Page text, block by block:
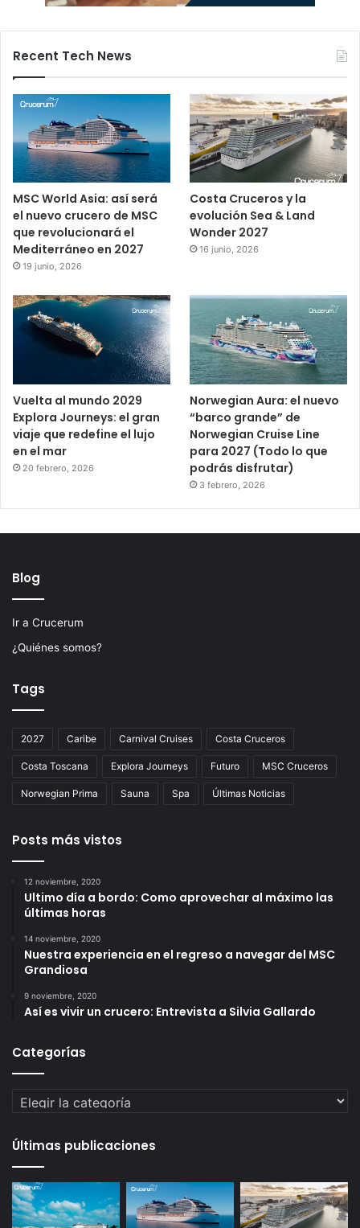
Recent Tech News
MSC World Asia: así será
el nuevo crucero de MSC
que revolucionará el
Mediterráneo en 2027
19 junio, 2026
Costa Cruceros y la
evolución Sea & Land
Wonder 2027
16 junio, 2026
Vuelta al mundo 2029
Explora Journeys: el gran
viaje que redefine el lujo
en el mar
20 febrero, 2026
Norwegian Aura: el nuevo
“barco grande” de
Norwegian Cruise Line
para 2027 (Todo lo que
podrás disfrutar)
3 febrero, 2026
Blog
Ir a Crucerum
¿Quiénes somos?
Tags
2027 Caribe Carnival Cruises Costa Cruceros
Costa Toscana Explora Journeys Futuro MSC Cruceros
Norwegian Prima Sauna Spa Últimas Noticias
Posts más vistos
12 noviembre, 2020
Ultimo día a bordo: Como aprovechar al máximo las
últimas horas
14 noviembre, 2020
Nuestra experiencia en el regreso a navegar del MSC
Grandiosa
9 noviembre, 2020
Así es vivir un crucero: Entrevista a Silvia Gallardo
Categorías
Categorías
Últimas publicaciones